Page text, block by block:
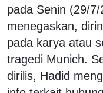
pada Senin (29/
menegaskan,
pada karya atau
tragedi Munich.
dirilis, Hadid